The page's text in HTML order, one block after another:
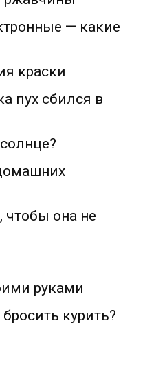
— какие
краски
пух сбился в
чтобы она не
руками
курить?